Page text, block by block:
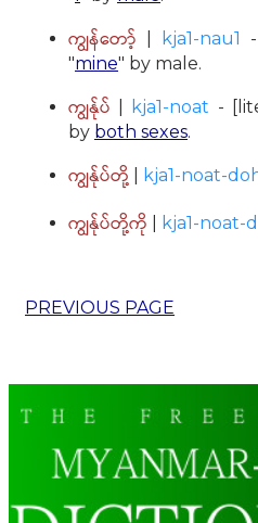
ကျွန်တော့် kja1-nau1 -
"mine" by male.
ကျွန်ုပ် kja1-noat -
by both sexes.
ကျွန်ုပ်တို့ kja1-noat-
ကျွန်ုပ်တို့ကို kja1-noat-
PREVIOUS PAGE